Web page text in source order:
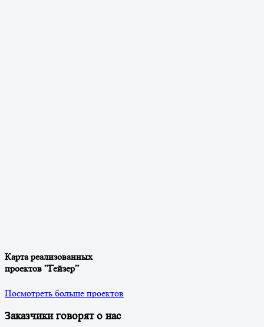
Карта реализованных
проектов ”Гейзер”
Посмотреть больше проектов
Заказчики говорят о нас